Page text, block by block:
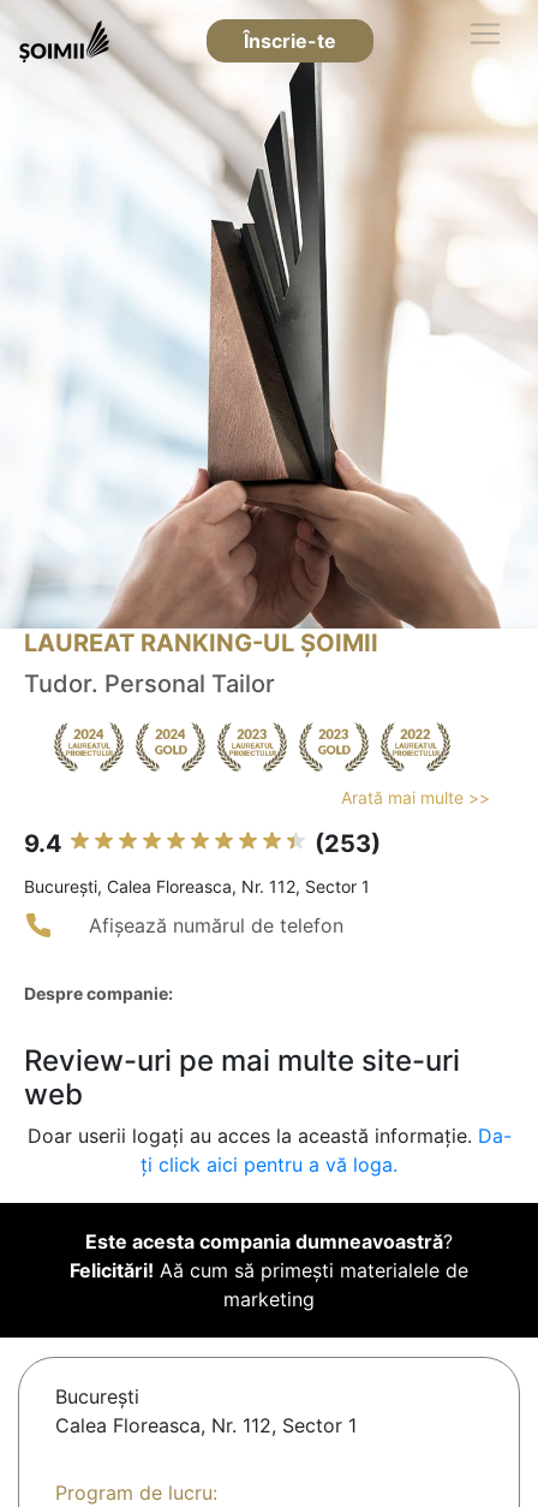
Înscrie-te
LAUREAT RANKING-UL ȘOIMII
Tudor. Personal Tailor
Arată mai multe >>
9.4 (253)
Bucureşti, Calea Floreasca, Nr. 112, Sector 1
Afișează numărul de telefon
Despre companie:
Review-uri pe mai multe site-uri
web
Doar userii logați au acces la această informație. Da-
ți click aici pentru a vă loga.
Este acesta compania dumneavoastră?
Felicitări! Aă cum să primești materialele de
marketing
Bucureşti
Calea Floreasca, Nr. 112, Sector 1
Program de lucru: